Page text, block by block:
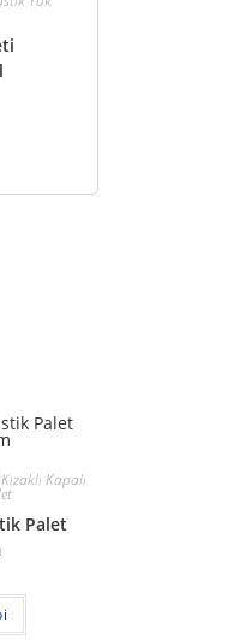
Kızaklı Kapalı
Palet